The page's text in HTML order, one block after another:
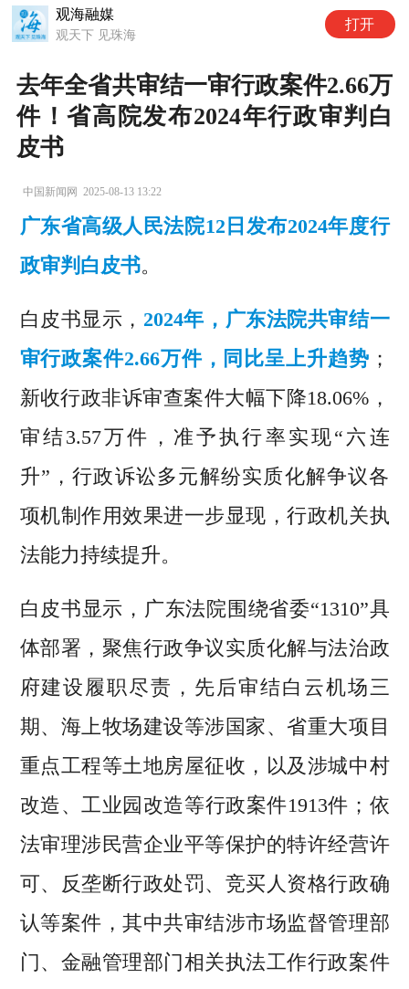
去年全省共审结一审行政案件2.66万
件！省高院发布2024年行政审判白
皮书
中国新闻网 2025-08-13 13:22
广东省高级人民法院12日发布2024年度行
政审判白皮书。
白皮书显示， 2024年，广东法院共审结一
审行政案件2.66万件，同比呈上升趋势 ；
新收行政非诉审查案件大幅下降18.06%，
审结3.57万件，准予执行率实现“六连
升”，行政诉讼多元解纷实质化解争议各
项机制作用效果进一步显现，行政机关执
法能力持续提升。
白皮书显示，广东法院围绕省委“1310”具
体部署，聚焦行政争议实质化解与法治政
府建设履职尽责，先后审结白云机场三
期、海上牧场建设等涉国家、省重大项目
重点工程等土地房屋征收，以及涉城中村
改造、工业园改造等行政案件1913件；依
法审理涉民营企业平等保护的特许经营许
可、反垄断行政处罚、竞买人资格行政确
认等案件，其中共审结涉市场监督管理部
门、金融管理部门相关执法工作行政案件
观海融媒
观天下 见珠海
打开